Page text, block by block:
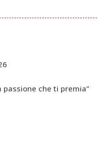
passione che ti premia”